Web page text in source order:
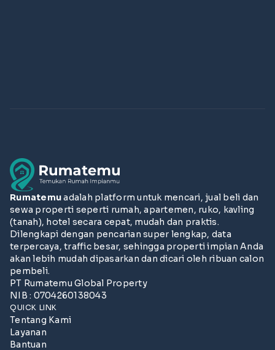
Rumatemuadalah platform untuk mencari, jual beli dan
sewa properti seperti rumah, apartemen, ruko, kavling
(tanah), hotel secara cepat, mudah dan praktis.
Dilengkapi dengan pencarian super lengkap, data
terpercaya, traffic besar, sehingga properti impian Anda
akan lebih mudah dipasarkan dan dicari oleh ribuan calon
pembeli.
PT Rumatemu Global Property
NIB : 0704260138043
QUICK LINK
Tentang Kami
Layanan
Bantuan